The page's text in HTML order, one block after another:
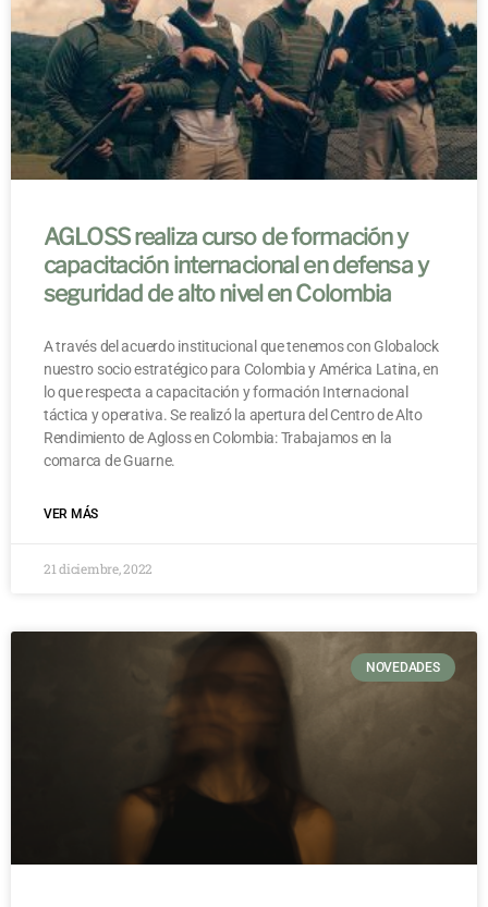
AGLOSS realiza curso de formación y
capacitación internacional en defensa y
seguridad de alto nivel en Colombia
A través del acuerdo institucional que tenemos con Globalock
nuestro socio estratégico para Colombia y América Latina, en
lo que respecta a capacitación y formación Internacional
táctica y operativa. Se realizó la apertura del Centro de Alto
Rendimiento de Agloss en Colombia: Trabajamos en la
comarca de Guarne.
VER MÁS
21 diciembre, 2022
NOVEDADES